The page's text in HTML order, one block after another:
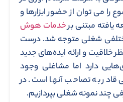
می توان از حضور ابزارها و
یافته مبتنی برخدمات هوش
شغلی متوجه شد. درست
خلاقیت و ارائه ایده‌‌های جدید
دارد اما مشاغلی وجود
به تصاحب آنها است. در
چند نمونه شغلی بپردازیم.